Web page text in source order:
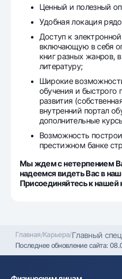
Ценный и полезный
Удобная локация
Доступ к
включающую в себя
книг разных жанров,
литературу;
Широкие
обучения и быстрого
развития
внутренний портал
дополнительные
Возможность
престижном банке
Мы ждем с нетерпением
надеемся видеть Вас в
Присоединяйтесь к нашей
Главная/Карьера/Главный
Последнее обновление сайта: